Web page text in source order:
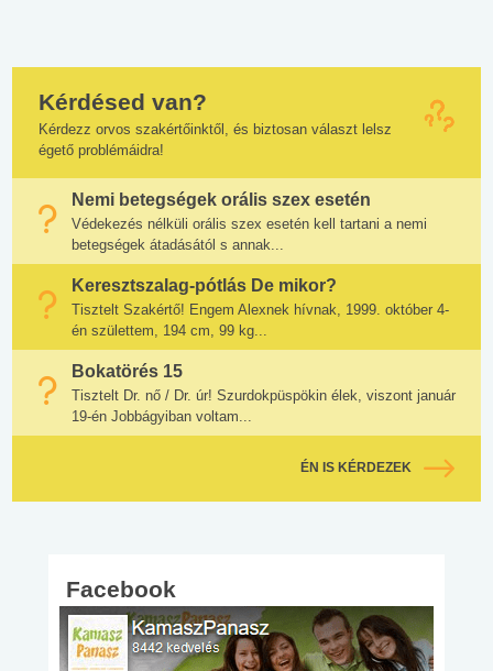
Kérdésed van?
Kérdezz orvos szakértőinktől, és biztosan választ lelsz
égető problémáidra!
Nemi betegségek orális szex esetén
Védekezés nélküli orális szex esetén kell tartani a nemi
betegségek átadásától s annak...
Keresztszalag-pótlás De mikor?
Tisztelt Szakértő! Engem Alexnek hívnak, 1999. október 4-
én születtem, 194 cm, 99 kg...
Bokatörés 15
Tisztelt Dr. nő / Dr. úr! Szurdokpüspökin élek, viszont január
19-én Jobbágyiban voltam...
ÉN IS KÉRDEZEK
Facebook